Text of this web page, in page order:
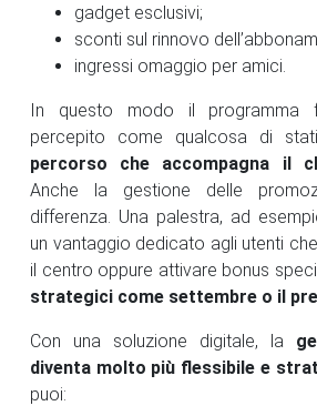
gadget esclusivi;
sconti sul rinnovo
ingressi omaggio per amici.
In questo modo il programma
percepito come qualcosa di
percorso che accompagna il
Anche la gestione delle
differenza. Una palestra, ad
un vantaggio dedicato agli utenti
il centro oppure attivare bonus
strategici come settembre o il
Con una soluzione digitale, la
diventa molto più flessibile e
puoi: